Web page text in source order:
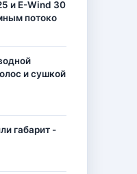
и E-Wind 30
потоко
и сушкой
габарит -